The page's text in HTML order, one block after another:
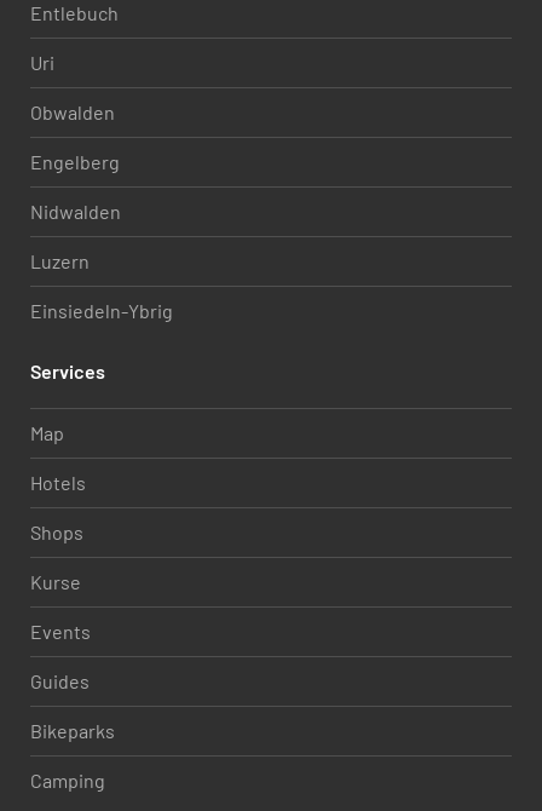
Entlebuch
Uri
Obwalden
Engelberg
Nidwalden
Luzern
Einsiedeln-Ybrig
Services
Map
Hotels
Shops
Kurse
Events
Guides
Bikeparks
Camping